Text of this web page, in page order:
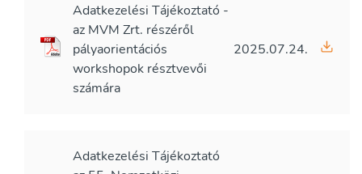
Adatkezelési Tájékoztató -
az MVM Zrt. részéről
pályaorientációs
workshopok résztvevői
számára
2025.07.24.
Adatkezelési Tájékoztató